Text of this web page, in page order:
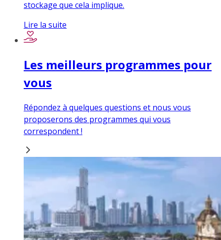
stockage que cela implique.
Lire la suite
Les meilleurs programmes pour
vous
Répondez à quelques questions et nous vous
proposerons des programmes qui vous
correspondent !